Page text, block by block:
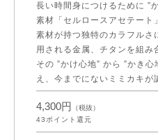
長い時間身につけるために ”
素材「セルロースアセテート
素材が持つ独特のカラフルさ
用される金属、チタンを組み
その ”かけ心地” から ”かき
え、今までにないミミカキが
4,300円
（税抜）
43ポイント還元